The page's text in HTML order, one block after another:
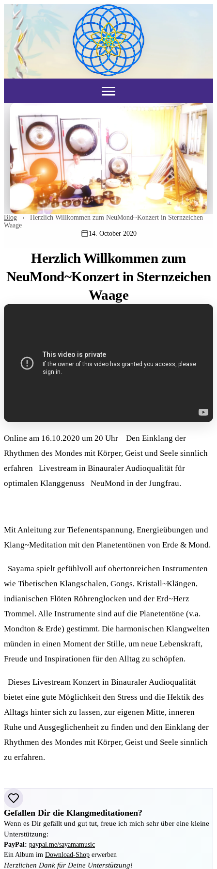
Blog ›
Herzlich Willkommen zum NeuMond~Konzert in Sternzeichen
Waage
14. October 2020
Herzlich Willkommen zum
NeuMond~Konzert in Sternzeichen
Waage
Online am 16.10.2020 um 20 Uhr Den Einklang der
Rhythmen des Mondes mit Körper, Geist und Seele sinnlich
erfahren Livestream in Binauraler Audioqualität für
optimalen Klanggenuss NeuMond in der Jungfrau.
Mit Anleitung zur Tiefenentspannung, Energieübungen und
Klang~Meditation mit den Planetentönen von Erde & Mond.
Sayama spielt gefühlvoll auf obertonreichen Instrumenten
wie Tibetischen Klangschalen, Gongs, Kristall~Klängen,
indianischen Flöten Röhrenglocken und der Erd~Herz
Trommel. Alle Instrumente sind auf die Planetentöne (v.a.
Mondton & Erde) gestimmt. Die harmonischen Klangwelten
münden in einen Moment der Stille, um neue Lebenskraft,
Freude und Inspirationen für den Alltag zu schöpfen.
Dieses Livestream Konzert in Binauraler Audioqualität
bietet eine gute Möglichkeit den Stress und die Hektik des
Alltags hinter sich zu lassen, zur eigenen Mitte, inneren
Ruhe und Ausgeglichenheit zu finden und den Einklang der
Rhythmen des Mondes mit Körper, Geist und Seele sinnlich
zu erfahren.
Gefallen Dir die Klangmeditationen?
Wenn es Dir gefällt und gut tut, freue ich mich sehr über eine kleine
Unterstützung:
PayPal: paypal.me/sayamamusic
Ein Album im Download-Shop erwerben
Herzlichen Dank für Deine Unterstützung!